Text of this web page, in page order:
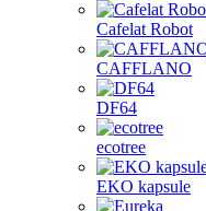
Cafelat Robot
CAFFLANO
DF64
ecotree
EKO kapsule